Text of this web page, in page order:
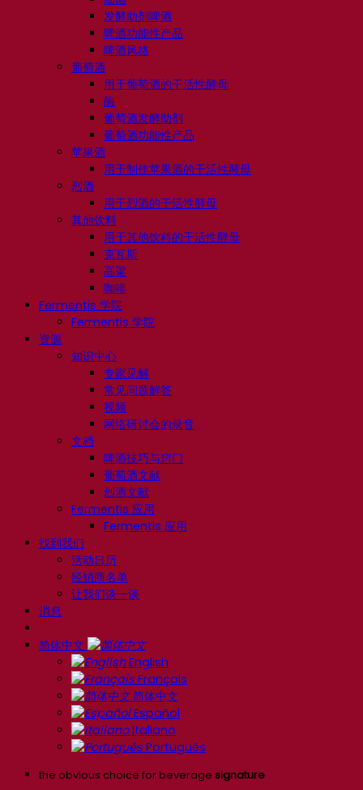
发酵助剂啤酒
啤酒功能性产品
啤酒风格
葡萄酒
用于葡萄酒的干活性酵母
酶
葡萄酒发酵助剂
葡萄酒功能性产品
苹果酒
用于制作苹果酒的干活性酵母
烈酒
用于烈酒的干活性酵母
其他饮料
用于其他饮料的干活性酵母
克瓦斯
高粱
咖啡
Fermentis 学院
Fermentis 学院
资源
知识中心
专家见解
常见问题解答
视频
网络研讨会的录音
文档
啤酒技巧与窍门
葡萄酒文献
烈酒文献
Fermentis 应用
Fermentis 应用
找到我们
活动日历
经销商名单
让我们谈一谈
消息
简体中文
English
Français
简体中文
Español
Italiano
Português
the obvious choice for beverage signature